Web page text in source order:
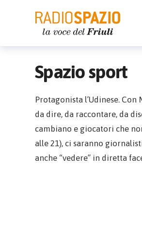
Spazio sport
Protagonista l’Udinese.
da dire, da raccontare, da
cambiano e giocatori che
alle 21), ci saranno
anche “vedere” in diretta